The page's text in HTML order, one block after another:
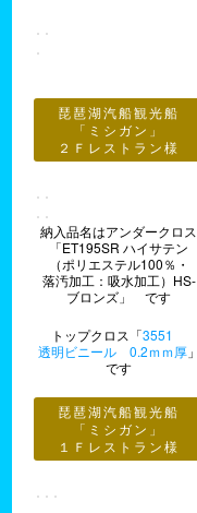
琵琶湖汽船観光船
「ミシガン」
２Ｆレストラン様
納入品名はアンダークロス
「ET195SR ハイサテン
（ポリエステル100％・
落汚加工：吸水加工）HS-
ブロンズ」 です
トップクロス「3551
透明ビニール 0.2ｍｍ厚」
です
琵琶湖汽船観光船
「ミシガン」
１Ｆレストラン様